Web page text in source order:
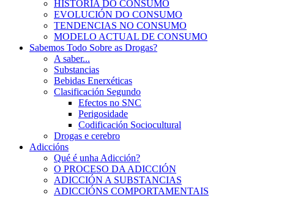
HISTORIA DO CONSUMO
EVOLUCIÓN DO CONSUMO
TENDENCIAS NO CONSUMO
MODELO ACTUAL DE CONSUMO
Sabemos Todo Sobre as Drogas?
A saber...
Substancias
Bebidas Enerxéticas
Clasificación Segundo
Efectos no SNC
Perigosidade
Codificación Sociocultural
Drogas e cerebro
Adiccións
Qué é unha Adicción?
O PROCESO DA ADICCIÓN
ADICCIÓN A SUBSTANCIAS
ADICCIÓNS COMPORTAMENTAIS